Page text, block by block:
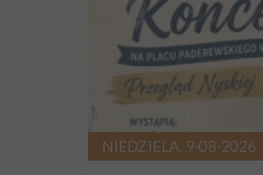
NIEDZIELA, 9-08-2026